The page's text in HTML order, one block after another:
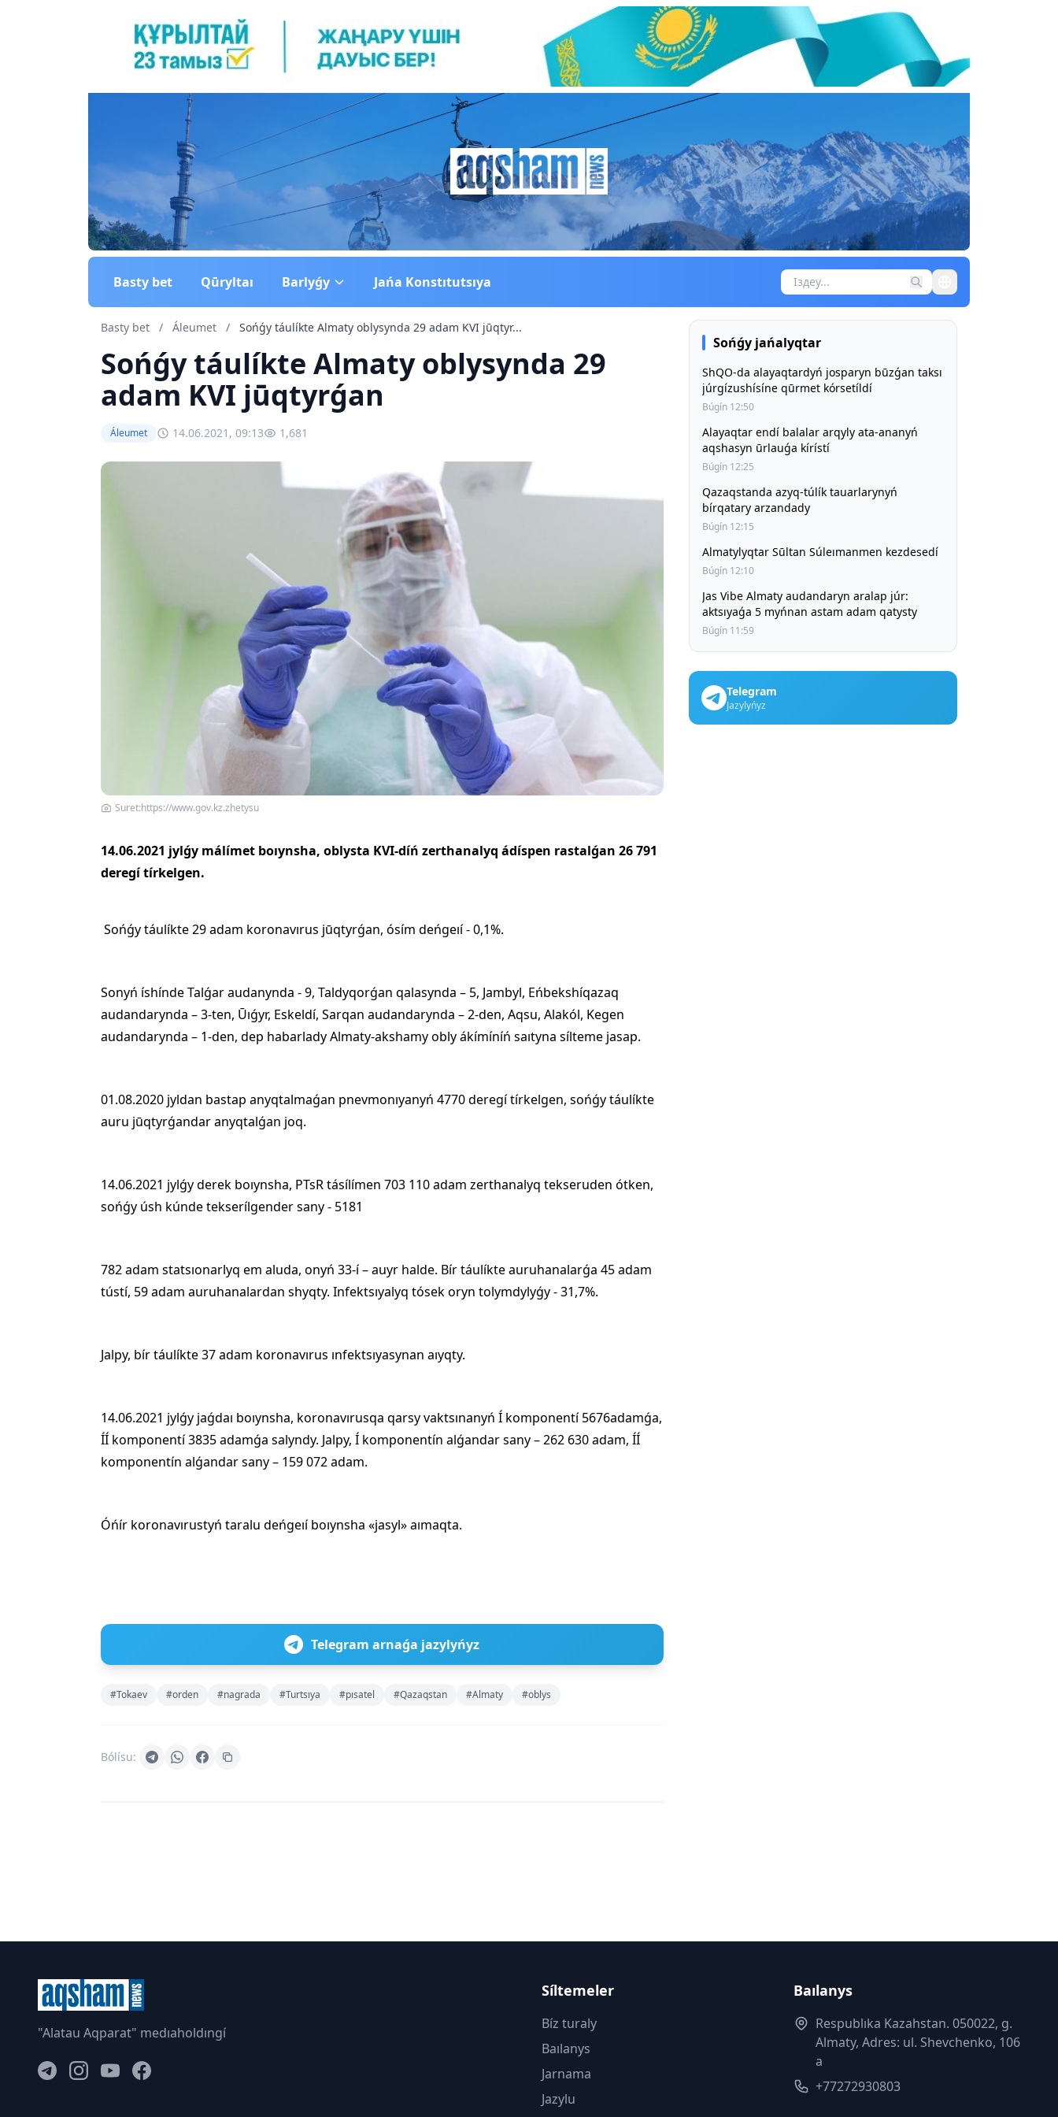
Basty bet Qūryltaı Barlyǵy Jańa Konstıtutsıya
Basty bet / Áleumet / Sońǵy táulíkte Almaty oblysynda 29 adam KVI jūqtyr...
Sońǵy táulíkte Almaty oblysynda 29
adam KVI jūqtyrǵan
Áleumet 14.06.2021, 09:13 1,681
Suret:https://www.gov.kz.zhetysu
14.06.2021 jylǵy málímet boıynsha, oblysta KVI-díń zerthanalyq ádíspen rastalǵan 26 791
deregí tírkelgen.
Sońǵy táulíkte 29 adam koronavırus jūqtyrǵan, ósím deńgeıí - 0,1%.
Sonyń íshínde Talǵar audanynda - 9, Taldyqorǵan qalasynda – 5, Jambyl, Eńbekshíqazaq
audandarynda – 3-ten, Ūıǵyr, Eskeldí, Sarqan audandarynda – 2-den, Aqsu, Alakól, Kegen
audandarynda – 1-den, dep habarlady Almaty-akshamy obly ákímíníń saıtyna sílteme jasap.
01.08.2020 jyldan bastap anyqtalmaǵan pnevmonıyanyń 4770 deregí tírkelgen, sońǵy táulíkte
auru jūqtyrǵandar anyqtalǵan joq.
14.06.2021 jylǵy derek boıynsha, PTsR tásílímen 703 110 adam zerthanalyq tekseruden ótken,
sońǵy úsh kúnde tekserílgender sany - 5181
782 adam statsıonarlyq em aluda, onyń 33-í – auyr halde. Bír táulíkte auruhanalarǵa 45 adam
tústí, 59 adam auruhanalardan shyqty. Infektsıyalyq tósek oryn tolymdylyǵy - 31,7%.
Jalpy, bír táulíkte 37 adam koronavırus ınfektsıyasynan aıyqty.
14.06.2021 jylǵy jaǵdaı boıynsha, koronavırusqa qarsy vaktsınanyń Í komponentí 5676adamǵa,
ÍÍ komponentí 3835 adamǵa salyndy. Jalpy, Í komponentín alǵandar sany – 262 630 adam, ÍÍ
komponentín alǵandar sany – 159 072 adam.
Óńír koronavırustyń taralu deńgeıí boıynsha «jasyl» aımaqta.
Telegram arnaǵa jazylyńyz
#Tokaev #orden #nagrada #Turtsıya #pısatel #Qazaqstan #Almaty #oblys
Bólísu:
Sońǵy jańalyqtar
ShQO-da alayaqtardyń josparyn būzǵan taksı
júrgízushísíne qūrmet kórsetíldí
Búgín 12:50
Alayaqtar endí balalar arqyly ata-ananyń
aqshasyn ūrlauǵa kírístí
Búgín 12:25
Qazaqstanda azyq-túlík tauarlarynyń
bírqatary arzandady
Búgín 12:15
Almatylyqtar Sūltan Súleımanmen kezdesedí
Búgín 12:10
Jas Vibe Almaty audandaryn aralap júr:
aktsıyaǵa 5 myńnan astam adam qatysty
Búgín 11:59
Telegram
Jazylyńyz
"Alatau Aqparat" medıaholdıngí
Síltemeler
Bíz turaly
Baılanys
Jarnama
Jazylu
Baılanys
Respublıka Kazahstan. 050022, g.
Almaty, Adres: ul. Shevchenko, 106
a
+77272930803